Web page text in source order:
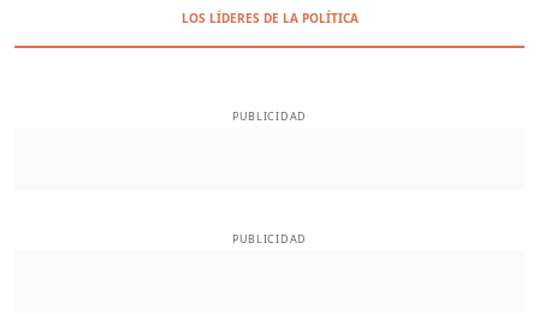
LOS LÍDERES DE LA POLÍTICA
PUBLICIDAD
PUBLICIDAD